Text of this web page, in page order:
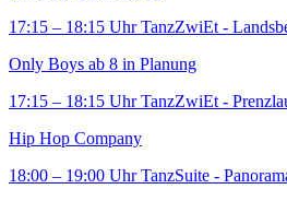
17:15 – 18:15 Uhr TanzZwiEt -
Only Boys ab 8 in Planung
17:15 – 18:15 Uhr TanzZwiEt -
Hip Hop Company
18:00 – 19:00 Uhr TanzSuite -